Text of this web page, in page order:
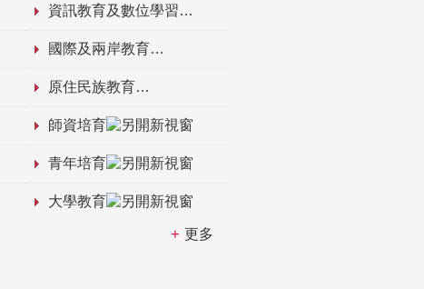
資訊教育及數位學習
國際及兩岸教育
原住民族教育
師資培育
青年培育
大學教育
更多